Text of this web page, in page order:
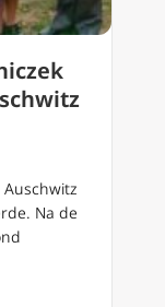
Auschwitz
Na de
gered